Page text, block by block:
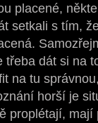
placené,
setkali s tím,
třeba dát si na
na tu
horší je
proplétají,